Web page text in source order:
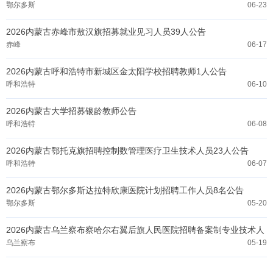
06-23
鄂尔多斯
2026内蒙古赤峰市敖汉旗招募就业见习人员39人公告
06-17
赤峰
2026内蒙古呼和浩特市新城区金太阳学校招聘教师1人公告
06-10
呼和浩特
2026内蒙古大学招募银龄教师公告
06-08
呼和浩特
2026内蒙古鄂托克旗招聘控制数管理医疗卫生技术人员23人公告
06-07
呼和浩特
2026内蒙古鄂尔多斯达拉特欣康医院计划招聘工作人员8名公告
05-20
鄂尔多斯
2026内蒙古乌兰察布察哈尔右翼后旗人民医院招聘备案制专业技术人
员20人公告
05-19
乌兰察布